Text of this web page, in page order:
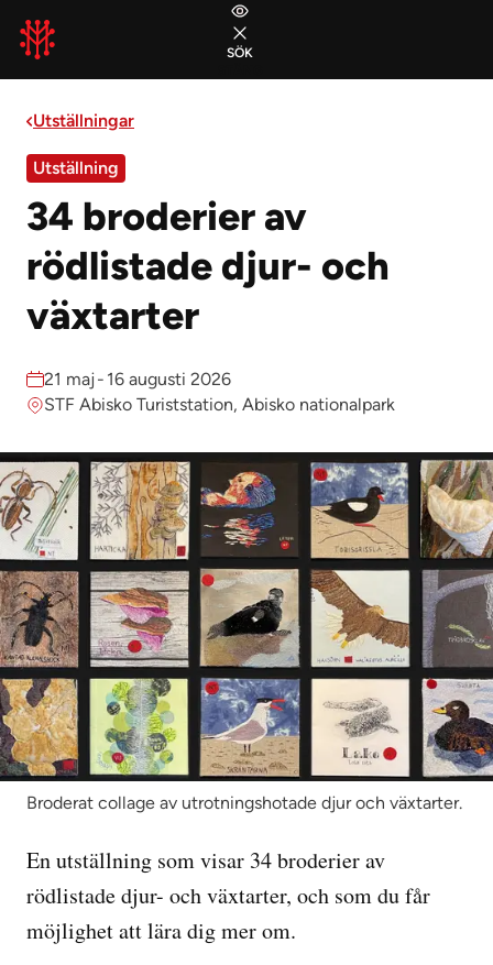
SÖK
Utställningar
34 broderier av
rödlistade djur- och
växtarter
Utställning
Datum:
21 maj- 16 augusti 2026
Plats:STF Abisko Turiststation, Abisko nationalpark
Broderat collage av utrotningshotade djur och växtarter.
En utställning som visar 34 broderier av
rödlistade djur- och växtarter, och som du får
möjlighet att lära dig mer om.